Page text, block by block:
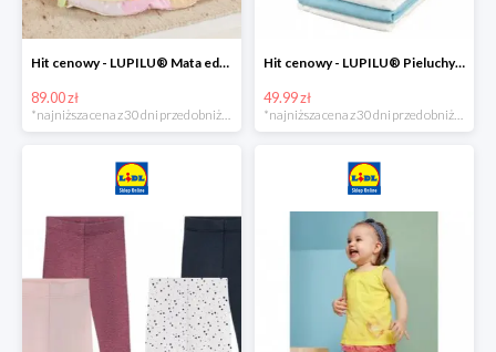
Hit cenowy - LUPILU® Mata edukacyjna dla niemowląt, 1 sztuka
89.00 zł
*najniższa cena z 30 dni przed obniżką
Hit cenowy - LUPILU® Pieluchy tetrowe 80x80 cm, z biobawełny, 5 sztuk
49.99 zł
*najniższa cena z 30 dni przed obniżką